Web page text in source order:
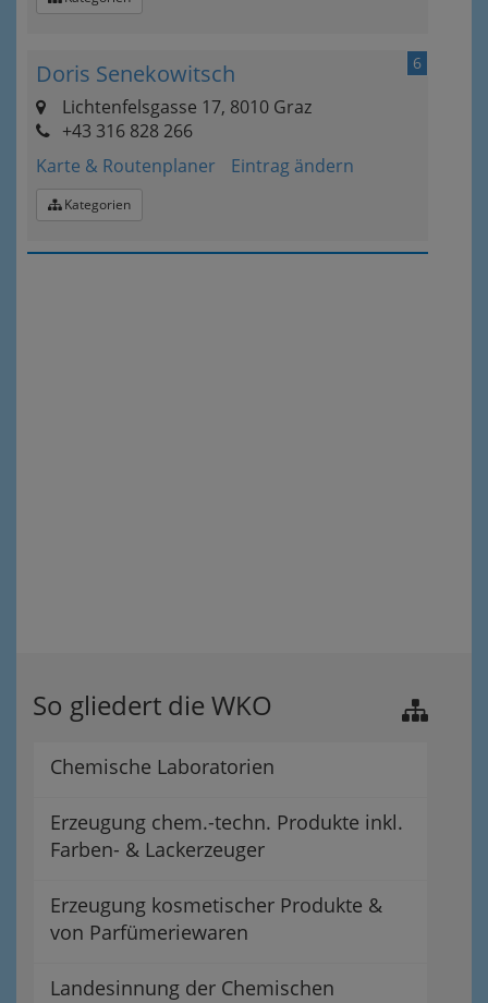
6
Doris Senekowitsch
Lichtenfelsgasse 17, 8010 Graz
+43 316 828 266
Karte & Routenplaner
Eintrag ändern
Kategorien
So gliedert die WKO
Chemische Laboratorien
Erzeugung chem.-techn. Produkte inkl.
Farben- & Lackerzeuger
Erzeugung kosmetischer Produkte &
von Parfümeriewaren
Landesinnung der Chemischen